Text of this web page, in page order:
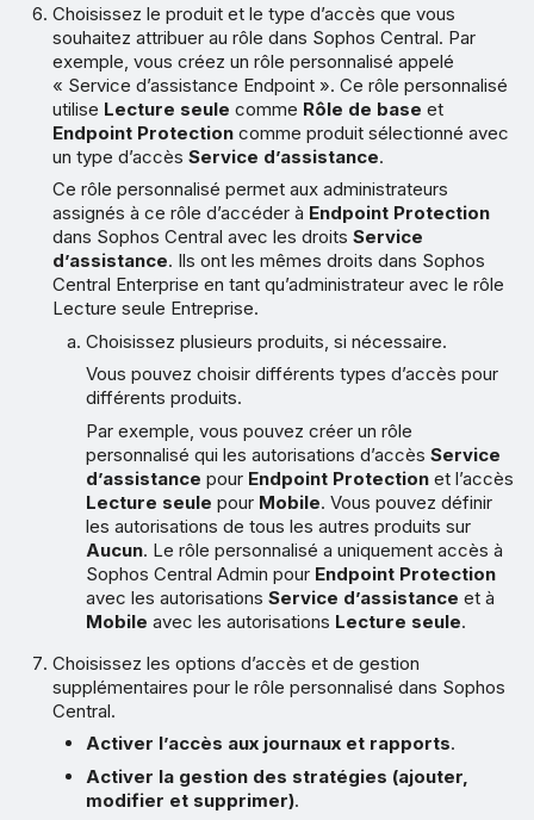
Choisissez le produit et le type d’accès que vous
souhaitez attribuer au rôle dans Sophos Central. Par
exemple, vous créez un rôle personnalisé appelé
« Service d’assistance Endpoint ». Ce rôle personnalisé
utilise Lecture seule comme Rôle de base et
Endpoint Protection comme produit sélectionné avec
un type d’accèsService d’assistance.
Ce rôle personnalisé permet aux administrateurs
assignés à ce rôle d’accéder à Endpoint Protection
dans Sophos Central avec les droitsService
d’assistance. Ils ont les mêmes droits dans Sophos
Central Enterprise en tant qu’administrateur avec le rôle
Lecture seule Entreprise.
Choisissez plusieurs produits, si nécessaire.
Vous pouvez choisir différents types d’accès pour
différents produits.
Par exemple, vous pouvez créer un rôle
personnalisé qui les autorisations d’accèsService
d’assistance pour Endpoint Protection et l’accès
Lecture seule pour Mobile. Vous pouvez définir
les autorisations de tous les autres produits sur
Aucun. Le rôle personnalisé a uniquement accès à
Sophos Central Admin pour Endpoint Protection
avec les autorisationsService d’assistance et à
Mobile avec les autorisations Lecture seule.
Choisissez les options d’accès et de gestion
supplémentaires pour le rôle personnalisé dans Sophos
Central.
Activer l’accès aux journaux et rapports.
Activer la gestion des stratégies (ajouter,
modifier et supprimer).